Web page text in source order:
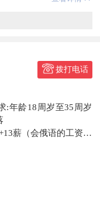
拨打电话
:年龄18周岁至35周岁
薪（会俄语的工资优